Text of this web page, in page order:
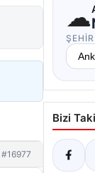
#16977
☁
Bizi